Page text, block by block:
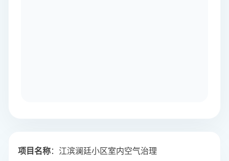
项目名称：江滨澜廷小区室内空气治理